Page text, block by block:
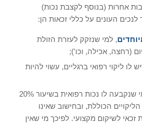
אחרות (בנוסף לקצבת נכות)
לנכים העונים על כללי זכאות הן:
, למי שנזקק לעזרת הזולת
(רחצה, אכילה, וכו');
לו ליקוי רפואי ברגליים, עשוי להיות
– מי שנקבעה לו נכות רפואית בשיעור 20%
הכוללת, ובחישוב שאינו
זכאי לשיקום מקצועי. לפיכך מי שאין